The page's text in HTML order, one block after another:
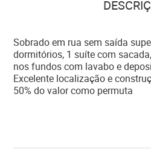
Sobrado em rua sem saída
dormitórios, 1 suíte com
nos fundos com lavabo e
Excelente localização e
50% do valor como permuta